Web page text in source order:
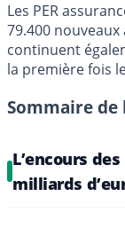
Les PER
79.400
continuent
la première fois
Sommaire
L’encours
milliards